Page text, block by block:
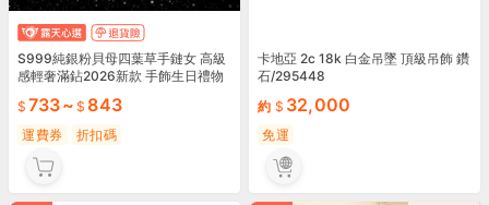
S999純銀粉貝母四葉草手鏈女 高級
感輕奢滿鉆2026新款 手飾生日禮物
733~ 843
運費券 折扣碼
卡地亞 2c 18k 白金吊墜 頂級吊飾 鑽
石/295448
約
32,000
免運